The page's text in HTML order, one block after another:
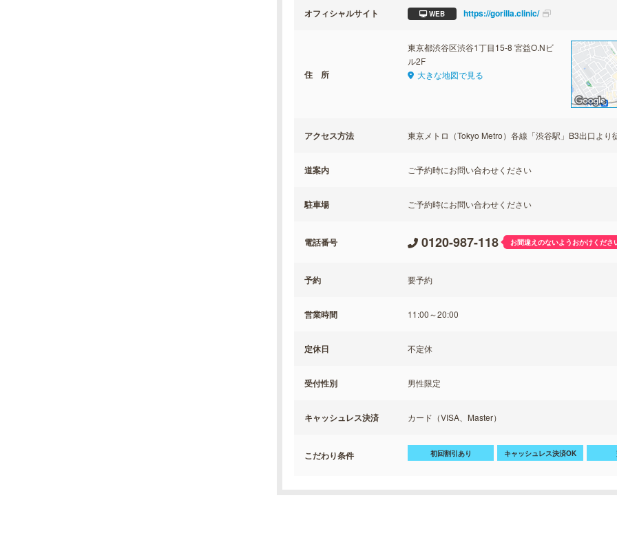
オフィシャルサイト WEB https://gorilla.clinic/
住 所
東京都渋谷区渋谷1丁目15-8 宮益O.Nビ
ル2F
大きな地図で見る
アクセス方法 東京メトロ（Tokyo Metro）各線「渋谷駅」B3出口より
道案内 ご予約時にお問い合わせください
駐車場 ご予約時にお問い合わせください
電話番号 0120-987-118 お間違えのないようおかけくださ
予約 要予約
営業時間 11:00～20:00
定休日 不定休
受付性別 男性限定
キャッシュレス決済 カード（VISA、Master）
こだわり条件 初回割引あり キャッシュレス決済OK